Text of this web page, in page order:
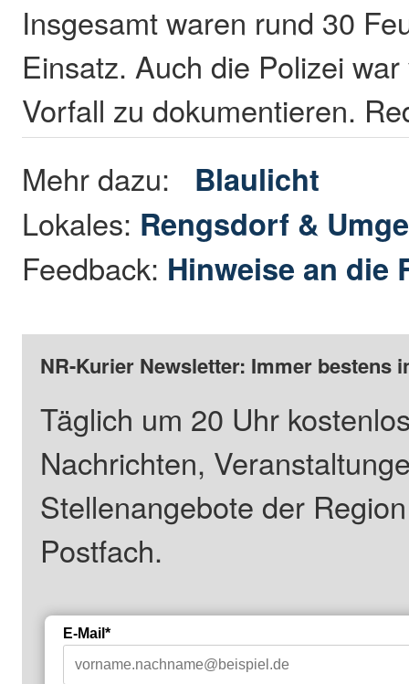
Insgesamt waren rund 30
Einsatz. Auch die Polizei
Vorfall zu dokumentieren.
Mehr dazu: Blaulicht
Lokales: Rengsdorf &
Feedback: Hinweise an die
NR-Kurier Newsletter: Immer bestens
Täglich um 20 Uhr
Nachrichten,
Stellenangebote der
Postfach.
E-Mail*